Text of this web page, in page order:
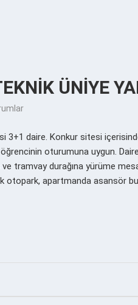
ÜNİYE
3+1 daire. Konkur sitesi
oturumuna uygun. Daire
tramvay durağına yürüme
otopark, apartmanda asansör